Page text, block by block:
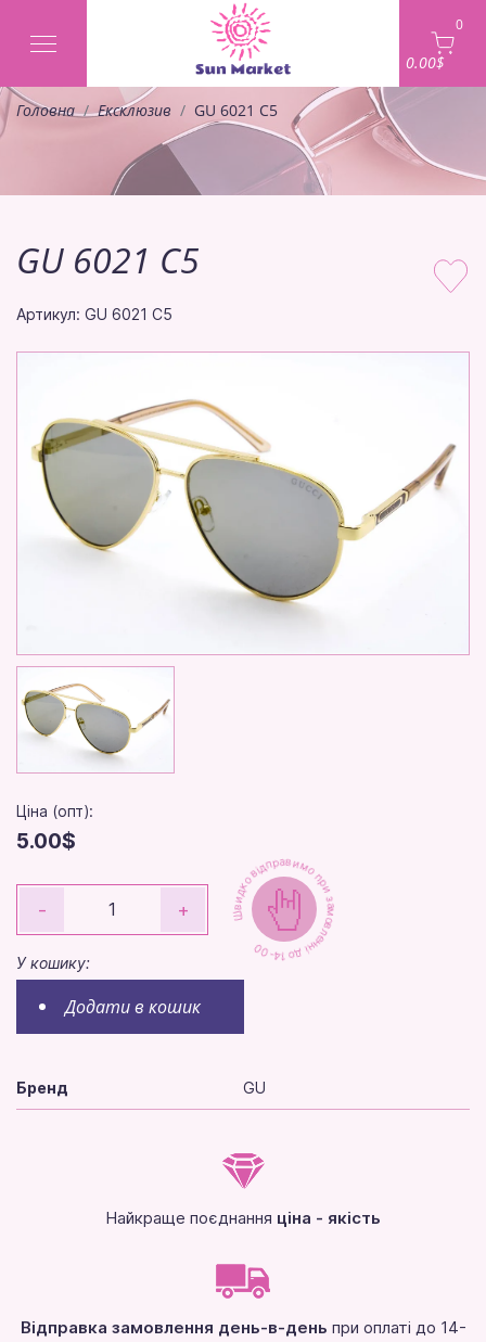
0
0.00$
Головна Ексклюзив GU 6021 C5
GU 6021 C5
Артикул: GU 6021 C5
Ціна (опт):
5.00$
- +
У кошику:
Додати в кошик
Швидко відправимо при замовленні до 14-00
Бренд GU
Найкраще поєднання ціна - якість
Відправка замовлення день-в-день при оплаті до 14-